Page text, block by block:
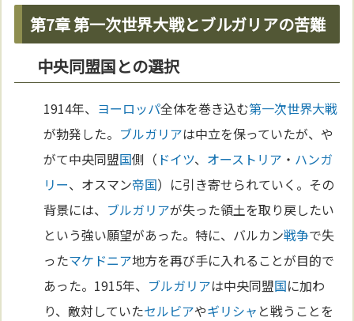
第7章 第一次世界大戦とブルガリアの苦難
中央同盟国との選択
1914年、 ヨーロッパ全体を巻き込む第一次世界大戦
が勃発した。 ブルガリアは中立を保っていたが、や
がて中央同盟国側（ ドイツ、 オーストリア ・ ハンガ
リー、オスマン帝国）に引き寄せられていく。その
背景には、 ブルガリアが失った領土を取り戻したい
という強い願望があった。特に、バルカン戦争で失
ったマケドニア地方を再び手に入れることが目的で
あった。1915年、 ブルガリアは中央同盟国に加わ
り、敵対していたセルビアやギリシャ と戦うことを